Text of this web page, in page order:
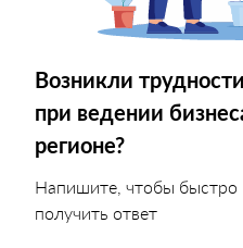
Возникли трудности
при ведении
регионе?
Напишите, чтобы быстро
получить ответ